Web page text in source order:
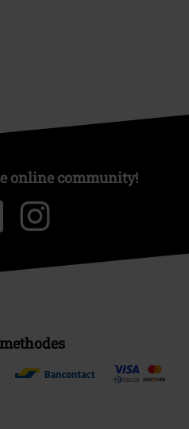
online community!